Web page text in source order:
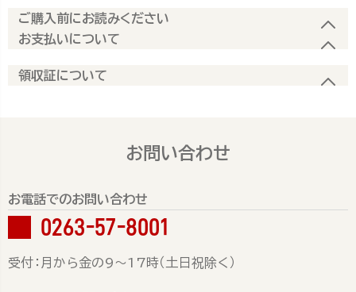
ご購入前にお読みください
お支払いについて
領収証について
お問い合わせ
お電話でのお問い合わせ
0263-57-8001
受付：月から金の9～17時（土日祝除く）